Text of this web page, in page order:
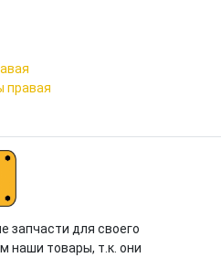
правая
запчасти для своего
наши товары, т.к. они